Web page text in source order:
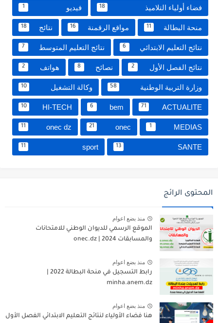
فضاء أولياء التلاميذ 18 فيديو 1
منحة البطالة 11 مواقع الرقمنة 16 نتائج 18
نتائج التعليم الابتدائي 6 نتائج التعليم المتوسط 7
نتائج الفصل الأول 2 نصائح 8 هواتف 2
وزارة التربية الوطنية 58 وكالة التشغيل 10
ACTUALITE
71
bem
6
HI-TECH
10
MEDIAS
1
onec
21
onec dz
11
SANTE
13
sport
11
المحتوى الرائج
منذ بضع اعوام
الموقع الرسمي للديوان الوطني للامتحانات
والمسابقات 2024 | onec.dz
منذ بضع اعوام
minha.anem.dz
منذ بضع اعوام
هنا فضاء الأولياء لنتائج التعليم الابتدائي الفصل الأول